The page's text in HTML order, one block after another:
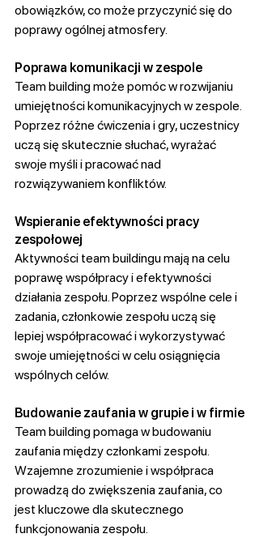
obowiązków, co może przyczynić się do
poprawy ogólnej atmosfery.
Poprawa komunikacji w zespole
Team building może pomóc w rozwijaniu
umiejętności komunikacyjnych w zespole.
Poprzez różne ćwiczenia i gry, uczestnicy
uczą się skutecznie słuchać, wyrażać
swoje myśli i pracować nad
rozwiązywaniem konfliktów.
Wspieranie efektywności pracy
zespołowej
Aktywności team buildingu mają na celu
poprawę współpracy i efektywności
działania zespołu. Poprzez wspólne cele i
zadania, członkowie zespołu uczą się
lepiej współpracować i wykorzystywać
swoje umiejętności w celu osiągnięcia
wspólnych celów.
Budowanie zaufania w grupie i w firmie
Team building pomaga w budowaniu
zaufania między członkami zespołu.
Wzajemne zrozumienie i współpraca
prowadzą do zwiększenia zaufania, co
jest kluczowe dla skutecznego
funkcjonowania zespołu.